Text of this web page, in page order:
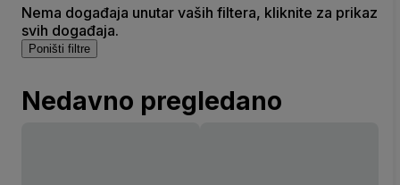
Nema događaja unutar vaših filtera, kliknite za prikaz
svih događaja.
Poništi filtre
Nedavno pregledano